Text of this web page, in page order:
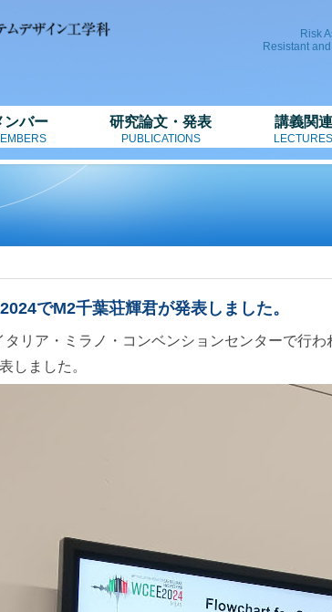
Risk
Resistant
ンバー 研究論文・発表
PUBLICATIONS
講義関連
LECTURES
でM2千葉荘輝君が発表しました。
リア・ミラノ・コンベンションセンターで行
しました。